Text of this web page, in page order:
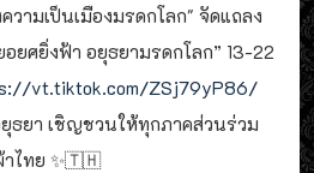
วามเป็นเมืองมรดกโลก" จัดแถลง
อยศยิ่งฟ้า อยุธยามรดกโลก” 13-22
vt.tiktok.com/ZSj79yP86/
ธยา เชิญชวนให้ทุกภาคส่วนร่วม
าไทย ✨🇹🇭